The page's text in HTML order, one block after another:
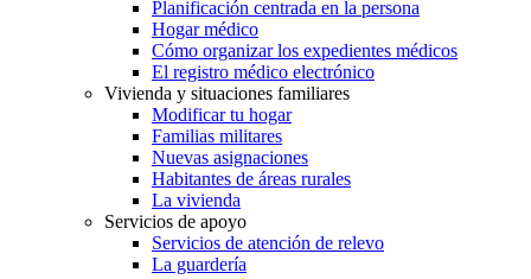
Planificación centrada en la persona
Hogar médico
Cómo organizar los expedientes médicos
El registro médico electrónico
Vivienda y situaciones familiares
Modificar tu hogar
Familias militares
Nuevas asignaciones
Habitantes de áreas rurales
La vivienda
Servicios de apoyo
Servicios de atención de relevo
La guardería